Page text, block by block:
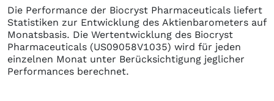
Die Performance der Biocryst Pharmaceuticals liefert
Statistiken zur Entwicklung des Aktienbarometers auf
Monatsbasis. Die Wertentwicklung des Biocryst
Pharmaceuticals (US09058V1035) wird für jeden
einzelnen Monat unter Berücksichtigung jeglicher
Performances berechnet.